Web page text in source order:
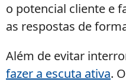
o potencial cliente e
as respostas de
Além de evitar
fazer a escuta ativa.